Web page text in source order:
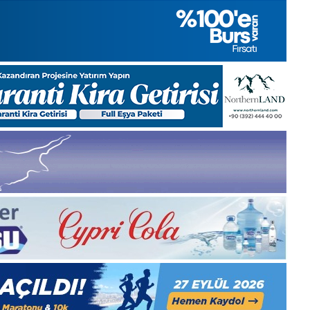
2025, Gıynık
28 Kasım 2025
28 Kasım Cuma 2025,
Medya manşetleri